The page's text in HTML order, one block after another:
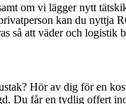
om vi lägger nytt
kan du
så att väder och logistik
Hör av dig för en
Du får en tydlig offert